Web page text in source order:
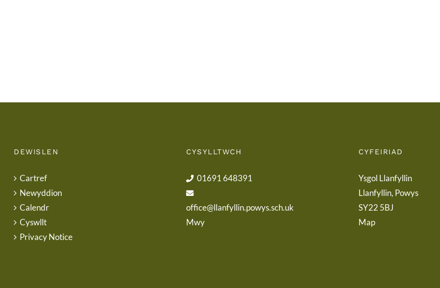
DEWISLEN
Cartref
Newyddion
Calendr
Cyswllt
Privacy Notice
CYSYLLTWCH
01691 648391
office@llanfyllin.powys.sch.uk
Mwy
CYFEIRIAD
Ysgol Llanfyllin
Llanfyllin, Powys
SY22 5BJ
Map